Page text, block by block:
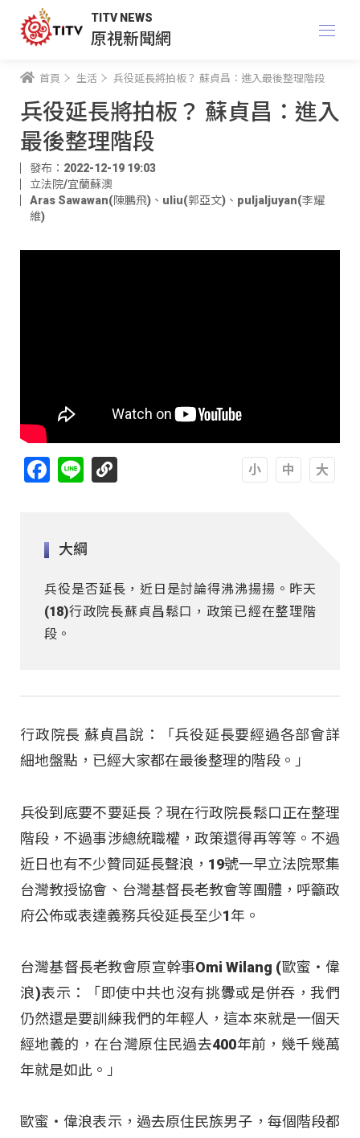
TITV NEWS
原視新聞網
首頁 生活 兵役延長將拍板？ 蘇貞昌：進入最後整理階段
兵役延長將拍板？ 蘇貞昌：進入
最後整理階段
發布：2022-12-19 19:03
立法院/宜蘭蘇澳
Aras Sawawan(陳鵬飛) 、 uliu(郭亞文) 、 puljaljuyan(李耀
維)
Facebook
Line
大綱
兵役是否延長，近日是討論得沸沸揚揚。昨天
(18)行政院長蘇貞昌鬆口，政策已經在整理階
段。
行政院長 蘇貞昌說：「兵役延長要經過各部會詳
細地盤點，已經大家都在最後整理的階段。」
兵役到底要不要延長？現在行政院長鬆口正在整理
階段，不過事涉總統職權，政策還得再等等。不過
近日也有不少贊同延長聲浪，19號一早立法院聚集
台灣教授協會、台灣基督長老教會等團體，呼籲政
府公佈或表達義務兵役延長至少1年。
台灣基督長老教會原宣幹事Omi Wilang (歐蜜‧偉
浪)表示：「即使中共也沒有挑釁或是併吞，我們
仍然還是要訓練我們的年輕人，這本來就是一個天
經地義的，在台灣原住民過去400年前，幾千幾萬
年就是如此。」
歐蜜‧偉浪表示，過去原住民族男子，每個階段都